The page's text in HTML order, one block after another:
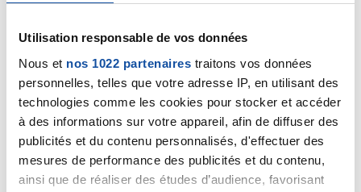
Utilisation responsable de vos données
Nous et nos 1022 partenaires traitons vos données
personnelles, telles que votre adresse IP, en utilisant des
technologies comme les cookies pour stocker et accéder
à des informations sur votre appareil, afin de diffuser des
publicités et du contenu personnalisés, d'effectuer des
mesures de performance des publicités et du contenu,
ainsi que de réaliser des études d’audience, favorisant
Sophinette52
26/09/2024 - 08:35
Et encore un pour Anémone ! Courage !
💪🌹🌈🚃